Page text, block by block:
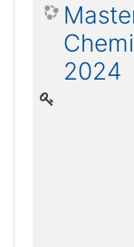
2024